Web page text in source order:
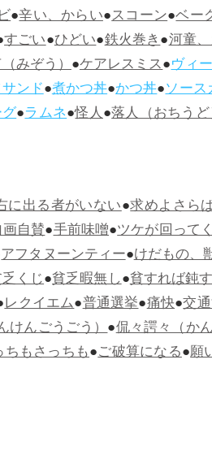
●辛い、からい●スコーン●ベー
すごい●ひどい●鉄火巻き●河童
みぞう）●ケアレスミス●ヴィ
ンド●煮かつ丼●かつ丼●ソース
●ラムネ●怪人●落人（おちう
に出る者がいない●求めよさら
自賛●手前味噌●ツケが回って
アフタヌーンティー●けだもの、
くじ●貧乏暇無し●貧すれば鈍
レクイエム●普通選挙●痛快●交
けんごうごう）●侃々諤々（か
ちもさっちも●ご破算になる●願